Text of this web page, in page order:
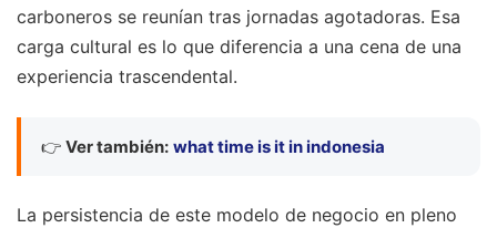
carboneros se reunían tras jornadas agotadoras. Esa
carga cultural es lo que diferencia a una cena de una
experiencia trascendental.
👉 Ver también: what time is it in indonesia
La persistencia de este modelo de negocio en pleno